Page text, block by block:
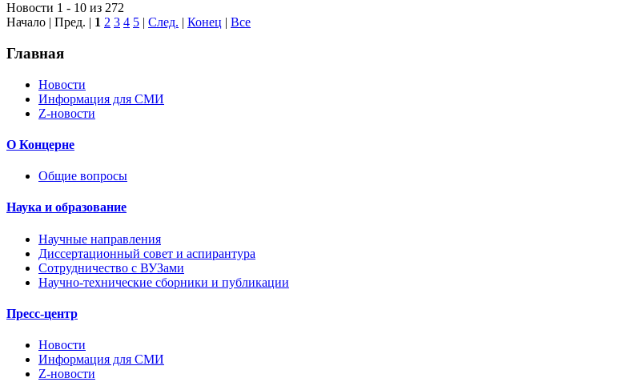
Новости 1 - 10 из 272
Начало | Пред. | 1 2 3 4 5 | След. | Конец | Все
Главная
Новости
Информация для СМИ
Z-новости
О Концерне
Общие вопросы
Наука и образование
Научные направления
Диссертационный совет и аспирантура
Сотрудничество с ВУЗами
Научно-технические сборники и публикации
Пресс-центр
Новости
Информация для СМИ
Z-новости